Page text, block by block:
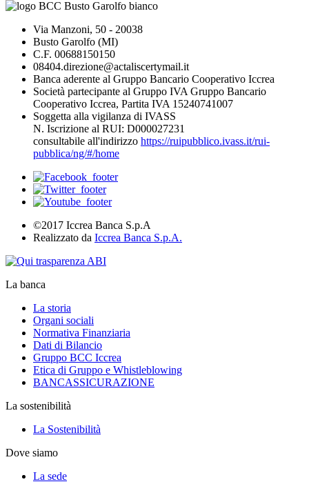
Via Manzoni, 50 - 20038
Busto Garolfo (MI)
C.F. 00688150150
08404.direzione@actaliscertymail.it
Banca aderente al Gruppo Bancario Cooperativo Iccrea
Società partecipante al Gruppo IVA Gruppo Bancario
Cooperativo Iccrea, Partita IVA 15240741007
Soggetta alla vigilanza di IVASS
N. Iscrizione al RUI: D000027231
consultabile all'indirizzo https://ruipubblico.ivass.it/rui-
pubblica/ng/#/home
©2017 Iccrea Banca S.p.A
Realizzato da Iccrea Banca S.p.A.
La banca
La storia
Organi sociali
Normativa Finanziaria
Dati di Bilancio
Gruppo BCC Iccrea
Etica di Gruppo e Whistleblowing
BANCASSICURAZIONE
La sostenibilità
La Sostenibilità
Dove siamo
La sede